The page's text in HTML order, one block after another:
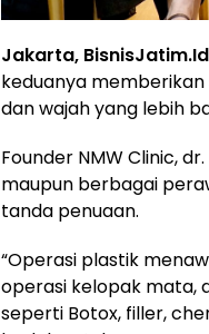
Jakarta,
keduanya
dan wajah yang lebih
Founder NMW Clinic,
maupun berbagai
tanda penuaan.
“Operasi plastik
operasi kelopak mata,
seperti Botox, filler,